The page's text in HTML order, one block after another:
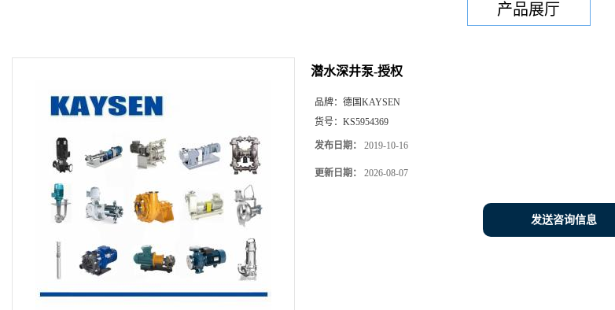
产品展厅
潜水深井泵-授权
品牌： 德国KAYSEN
货号： KS5954369
发布日期： 2019-10-16
更新日期： 2026-08-07
发送咨询信息